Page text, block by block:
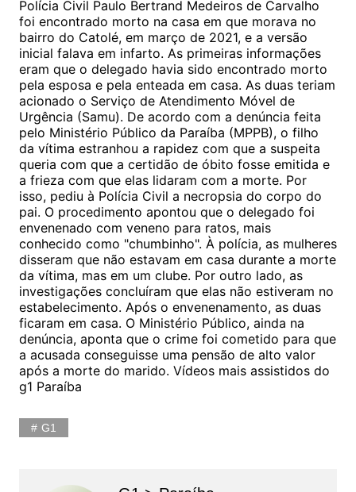
Polícia Civil Paulo Bertrand Medeiros de Carvalho
foi encontrado morto na casa em que morava no
bairro do Catolé, em março de 2021, e a versão
inicial falava em infarto. As primeiras informações
eram que o delegado havia sido encontrado morto
pela esposa e pela enteada em casa. As duas teriam
acionado o Serviço de Atendimento Móvel de
Urgência (Samu). De acordo com a denúncia feita
pelo Ministério Público da Paraíba (MPPB), o filho
da vítima estranhou a rapidez com que a suspeita
queria com que a certidão de óbito fosse emitida e
a frieza com que elas lidaram com a morte. Por
isso, pediu à Polícia Civil a necropsia do corpo do
pai. O procedimento apontou que o delegado foi
envenenado com veneno para ratos, mais
conhecido como "chumbinho". À polícia, as mulheres
disseram que não estavam em casa durante a morte
da vítima, mas em um clube. Por outro lado, as
investigações concluíram que elas não estiveram no
estabelecimento. Após o envenenamento, as duas
ficaram em casa. O Ministério Público, ainda na
denúncia, aponta que o crime foi cometido para que
a acusada conseguisse uma pensão de alto valor
após a morte do marido. Vídeos mais assistidos do
g1 Paraíba
G1